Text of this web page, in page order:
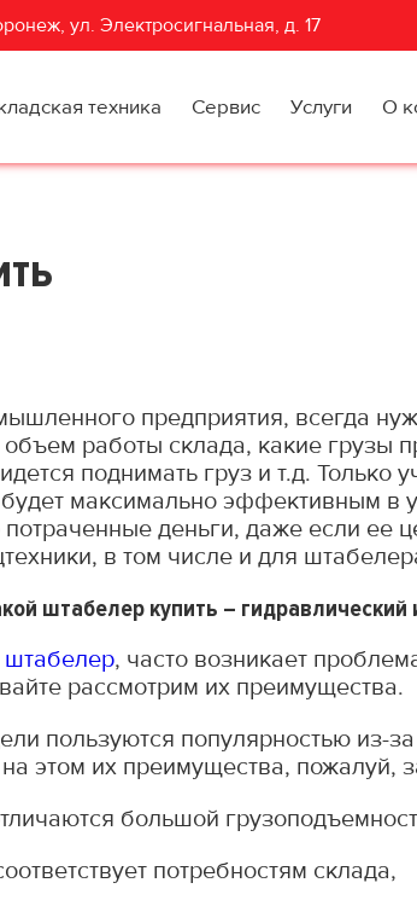
ул. Электросигнальная, д. 17
техника Сервис Услуги О
предприятия, всегда
работы склада, какие грузы
поднимать груз и т.д. Только
максимально эффективным в
деньги, даже если ее
в том числе и для
штабелер купить – гидравлический
штабелер, часто возникает
рассмотрим их преимущества.
пользуются популярностью из-
этом их преимущества, пожалуй,
большой
потребностям склада,